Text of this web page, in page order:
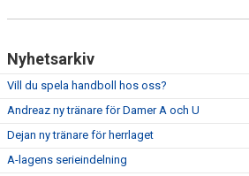
Nyhetsarkiv
Vill du spela handboll hos oss?
Andreaz ny tränare för Damer A och U
Dejan ny tränare för herrlaget
A-lagens serieindelning